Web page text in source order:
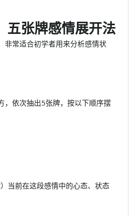
五张牌感情展开法
非常适合初学者用来分析感情状
，依次抽出5张牌，按以下顺序摆
当前在这段感情中的心态、状态